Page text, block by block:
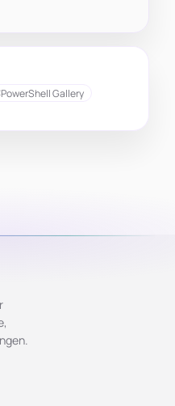
PowerShell Gallery